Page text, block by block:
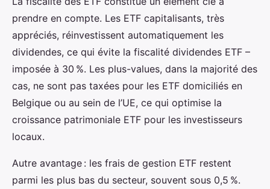
prendre en compte. Les ETF capitalisants, très
appréciés, réinvestissent automatiquement les
dividendes, ce qui évite la fiscalité dividendes ETF –
imposée à 30 %. Les plus-values, dans la majorité des
cas, ne sont pas taxées pour les ETF domiciliés en
Belgique ou au sein de l’UE, ce qui optimise la
croissance patrimoniale ETF pour les investisseurs
locaux.
Autre avantage : les frais de gestion ETF restent
parmi les plus bas du secteur, souvent sous 0,5 %.